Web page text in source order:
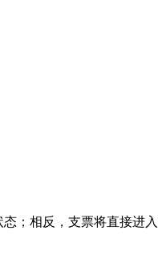
态；相反，支票将直接进入